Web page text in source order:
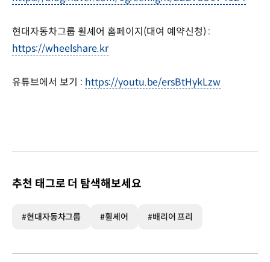
현대자동차그룹 휠셰어 홈페이지(대여 예약신청) :
https://wheelshare.kr
유튜브에서 보기 : https://youtu.be/ersBtHykLzw
추천 태그로 더 탐색해보세요
#현대자동차그룹 #휠셰어 #배리어 프리